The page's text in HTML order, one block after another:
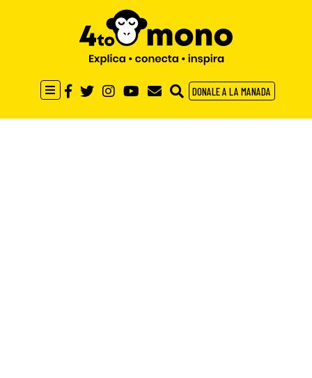
DONALE A LA MANADA